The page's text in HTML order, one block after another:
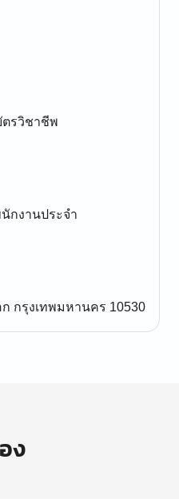
กงานประจำ
กรุงเทพมหานคร 10530
ง